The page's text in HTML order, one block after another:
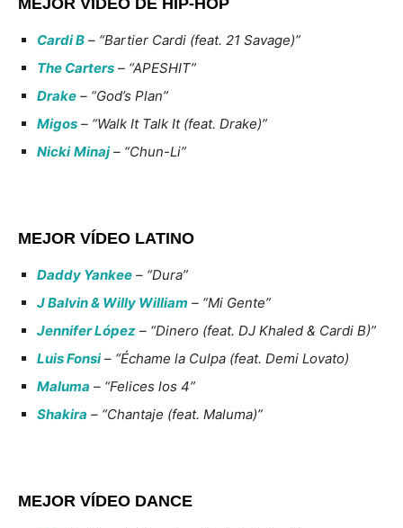
MEJOR VÍDEO DE HIP-HOP
Cardi B – “Bartier Cardi (feat. 21 Savage)”
The Carters – “APESHIT”
Drake – “God’s Plan”
Migos – “Walk It Talk It (feat. Drake)”
Nicki Minaj – “Chun-Li”
MEJOR VÍDEO LATINO
Daddy Yankee – “Dura”
J Balvin & Willy William – “Mi Gente”
Jennifer López – “Dinero (feat. DJ Khaled & Cardi B)”
Luis Fonsi– “Échame la Culpa (feat. Demi Lovato)
Maluma – “Felices los 4”
Shakira – “Chantaje (feat. Maluma)”
MEJOR VÍDEO DANCE